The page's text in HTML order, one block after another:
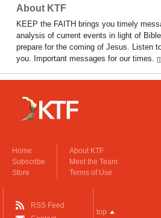
About KTF
KEEP the FAITH brings you timely
analysis of current events in light of
prepare for the coming of Jesus. Listen
you. Important messages for our times.
Home
Subscribe
Store
About KTF
Meet the Team
Terms of Use
RSS Feed
top